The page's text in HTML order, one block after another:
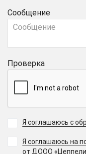
Сообщение
Проверка
Я соглашаюсь с
Я соглашаюсь на
от ДООО